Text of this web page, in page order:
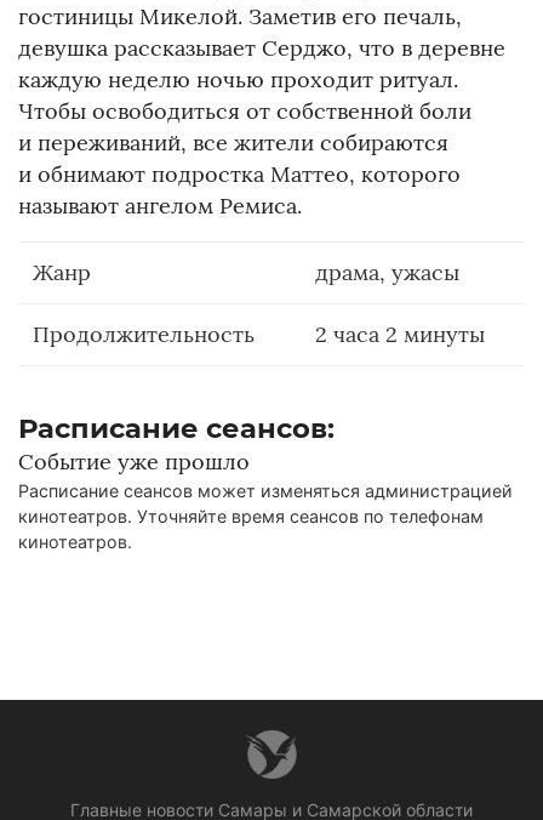
гостиницы Микелой. Заметив его печаль,
девушка рассказывает Серджо, что в деревне
каждую неделю ночью проходит ритуал.
Чтобы освободиться от собственной боли
и переживаний, все жители собираются
и обнимают подростка Маттео, которого
называют ангелом Ремиса.
Жанр драма, ужасы
Продолжительность 2 часа 2 минуты
Расписание сеансов:
Событие уже прошло
Расписание сеансов может изменяться администрацией
кинотеатров. Уточняйте время сеансов по телефонам
кинотеатров.
Главные новости Самары и Самарской области